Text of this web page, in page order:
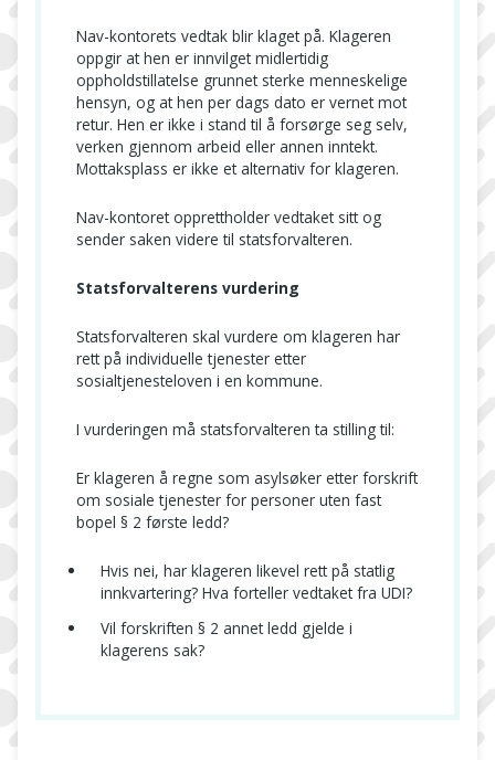
Nav-kontorets vedtak blir klaget på. Klageren
oppgir at hen er innvilget midlertidig
oppholdstillatelse grunnet sterke menneskelige
hensyn, og at hen per dags dato er vernet mot
retur. Hen er ikke i stand til å forsørge seg selv,
verken gjennom arbeid eller annen inntekt.
Mottaksplass er ikke et alternativ for klageren.
Nav-kontoret opprettholder vedtaket sitt og
sender saken videre til statsforvalteren.
Statsforvalterens vurdering
Statsforvalteren skal vurdere om klageren har
rett på individuelle tjenester etter
sosialtjenesteloven i en kommune.
I vurderingen må statsforvalteren ta stilling til:
Er klageren å regne som asylsøker etter forskrift
om sosiale tjenester for personer uten fast
bopel § 2 første ledd?
Hvis nei, har klageren likevel rett på statlig
innkvartering? Hva forteller vedtaket fra UDI?
Vil forskriften § 2 annet ledd gjelde i
klagerens sak?